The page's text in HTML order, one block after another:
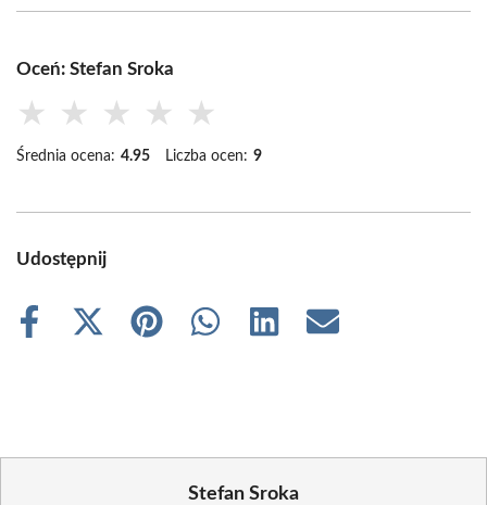
Oceń: Stefan Sroka
★ ★ ★ ★ ★
Średnia ocena: 4.95 Liczba ocen: 9
Udostępnij
Share
Share
Share
Share
Share
Share
Stefan Sroka